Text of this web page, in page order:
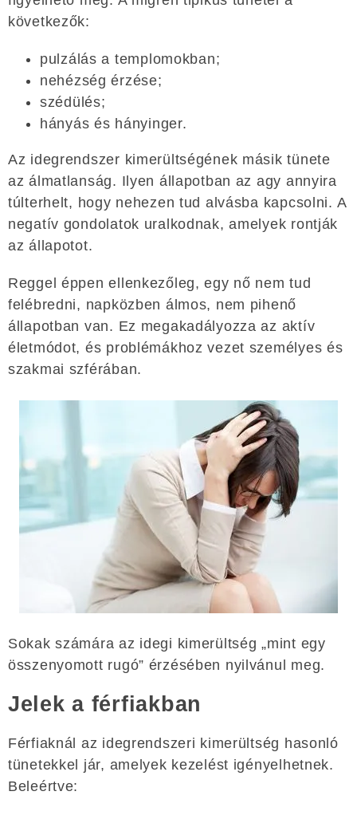
következők:
pulzálás a templomokban;
nehézség érzése;
szédülés;
hányás és hányinger.
Az idegrendszer kimerültségének másik tünete
az álmatlanság. Ilyen állapotban az agy annyira
túlterhelt, hogy nehezen tud alvásba kapcsolni. A
negatív gondolatok uralkodnak, amelyek rontják
az állapotot.
Reggel éppen ellenkezőleg, egy nő nem tud
felébredni, napközben álmos, nem pihenő
állapotban van. Ez megakadályozza az aktív
életmódot, és problémákhoz vezet személyes és
szakmai szférában.
Sokak számára az idegi kimerültség „mint egy
összenyomott rugó” érzésében nyilvánul meg.
Jelek a férfiakban
Férfiaknál az idegrendszeri kimerültség hasonló
tünetekkel jár, amelyek kezelést igényelhetnek.
Beleértve: